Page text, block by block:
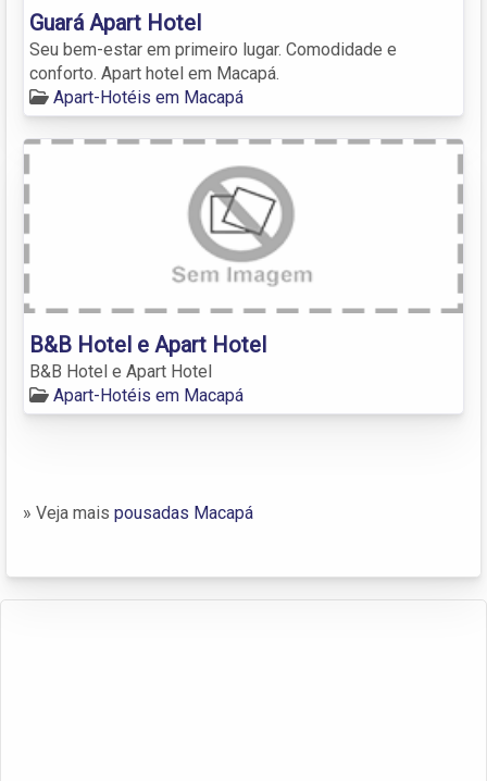
Guará Apart Hotel
Seu bem-estar em primeiro lugar. Comodidade e
conforto. Apart hotel em Macapá.
Apart-Hotéis em Macapá
B&B Hotel e Apart Hotel
B&B Hotel e Apart Hotel
Apart-Hotéis em Macapá
» Veja mais pousadas Macapá